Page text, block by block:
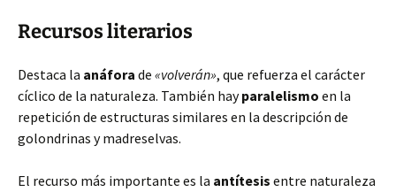
Recursos literarios
Destaca la anáfora de «volverán», que refuerza el carácter
cíclico de la naturaleza. También hayparalelismo en la
repetición de estructuras similares en la descripción de
golondrinas y madreselvas.
El recurso más importante es la antítesis entre naturaleza